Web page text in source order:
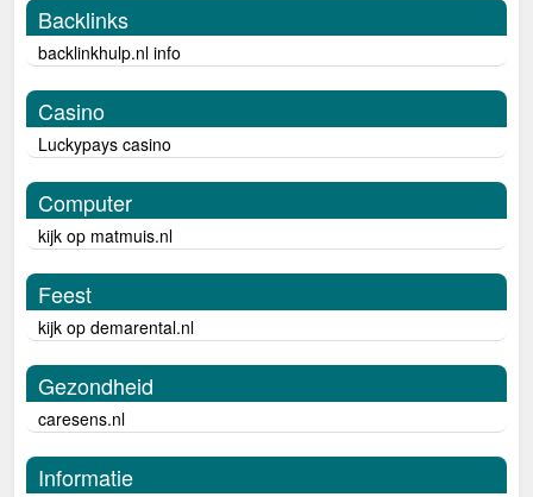
Backlinks
backlinkhulp.nl info
Casino
Luckypays casino
Computer
kijk op matmuis.nl
Feest
kijk op demarental.nl
Gezondheid
caresens.nl
Informatie